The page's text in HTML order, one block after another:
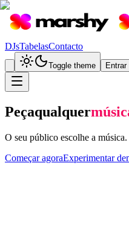
DJsTabelasContacto
Toggle theme Entrar
Peçaqualquer
O seu público escolhe a
Começar agoraExperimentar